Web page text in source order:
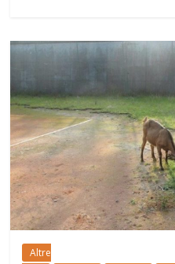
Altre